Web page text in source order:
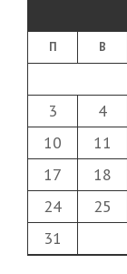
П В
3
4
10
11
17
18
24
25
31